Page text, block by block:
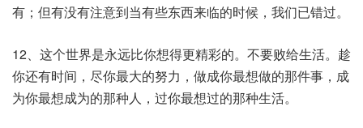
有；但有没有注意到当有些东西来临的时候，我们已错过。
12、这个世界是永远比你想得更精彩的。不要败给生活。趁
你还有时间，尽你最大的努力，做成你最想做的那件事，成
为你最想成为的那种人，过你最想过的那种生活。